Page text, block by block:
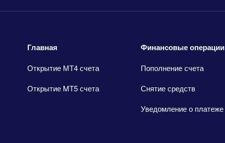
Главная
Открытие МТ4 счета
Открытие MT5 счета
Финансовые операции
Пополнение счета
Снятие средств
Уведомление о платеже